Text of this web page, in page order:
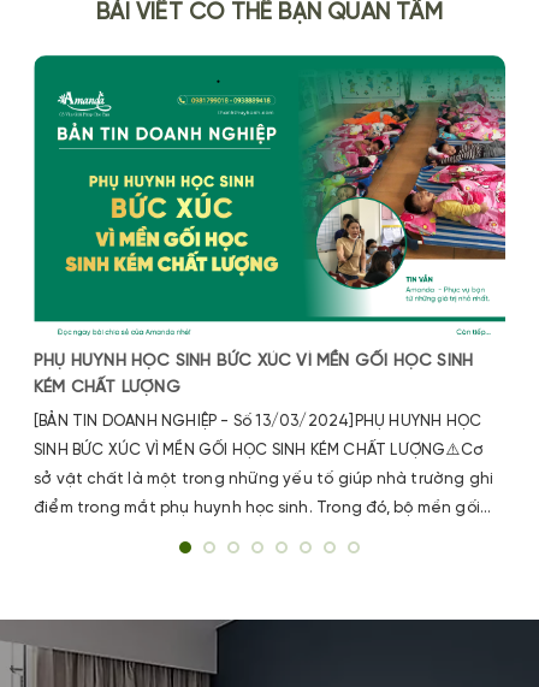
BÀI VIẾT CÓ THỂ BẠN QUAN TÂM
PHỤ HUYNH HỌC SINH BỨC XÚC VÌ MỀN GỐI HỌC SINH
KÉM CHẤT LƯỢNG
[BẢN TIN DOANH NGHIỆP - Số 13/03/2024]PHỤ HUYNH HỌC
SINH BỨC XÚC VÌ MỀN GỐI HỌC SINH KÉM CHẤT LƯỢNG⚠️Cơ
sở vật chất là một trong những yếu tố giúp nhà trường ghi
điểm trong mắt phụ huynh học sinh. Trong đó, bộ mền gối